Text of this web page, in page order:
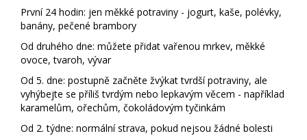
První 24 hodin: jen měkké potraviny - jogurt, kaše, polévky,
banány, pečené brambory
Od druhého dne: můžete přidat vařenou mrkev, měkké
ovoce, tvaroh, vývar
Od 5. dne: postupně začněte žvýkat tvrdší potraviny, ale
vyhýbejte se příliš tvrdým nebo lepkavým věcem - například
karamelům, ořechům, čokoládovým tyčinkám
Od 2. týdne: normální strava, pokud nejsou žádné bolesti